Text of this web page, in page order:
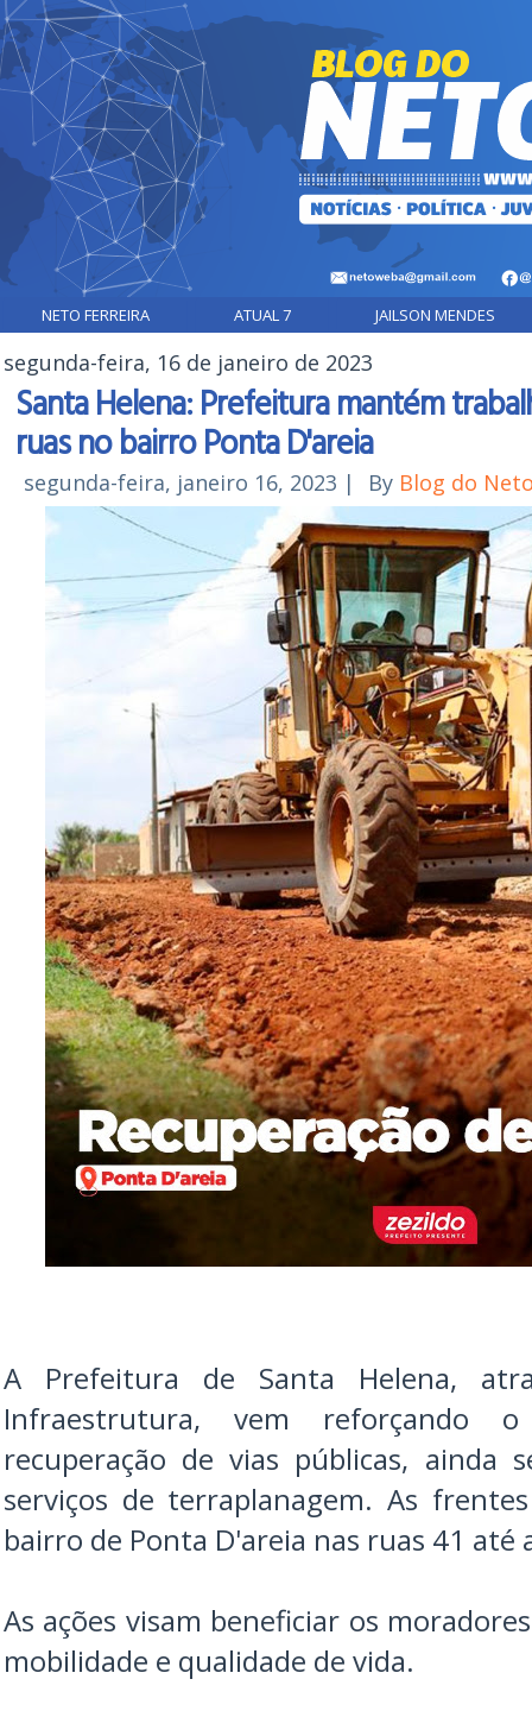
NETO FERREIRA ATUAL 7 JAILSON MENDES
segunda-feira, 16 de janeiro de 2023
Santa Helena: Prefeitura mantém
ruas no bairro Ponta D'areia
segunda-feira, janeiro 16, 2023 | By Blog do
A Prefeitura de Santa Helena,
Infraestrutura, vem reforçando
recuperação de vias públicas, ainda
serviços de terraplanagem. As
bairro de Ponta D'areia nas ruas 41 até
As ações visam beneficiar os
mobilidade e qualidade de vida.